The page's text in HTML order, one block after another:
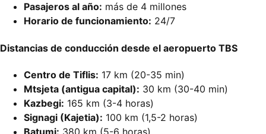
Pasajeros al año: más de 4 millones
Horario de funcionamiento: 24/7
Distancias de conducción desde el aeropuerto TBS
Centro de Tiflis: 17 km (20-35 min)
Mtsjeta (antigua capital): 30 km (30-40 min)
Kazbegi: 165 km (3-4 horas)
Signagi (Kajetia): 100 km (1,5-2 horas)
Batumi: 380 km (5-6 horas)